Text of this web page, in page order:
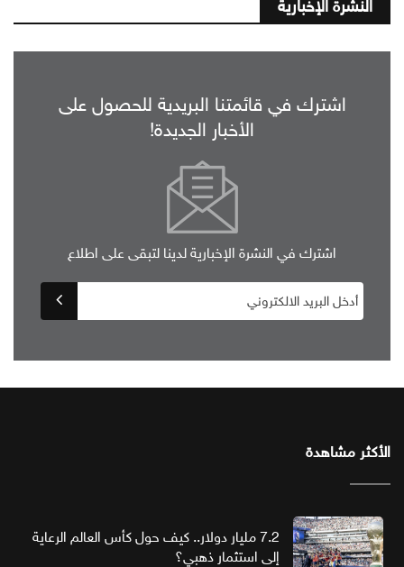
النشرة الإخبارية
اشترك في قائمتنا البريدية للحصول على
الأخبار الجديدة!
اشترك في النشرة الإخبارية لدينا لتبقى على اطلاع
الأكثر مشاهدة
7.2 مليار دولار.. كيف حول كأس العالم الرعاية
إلى استثمار ذهبي؟